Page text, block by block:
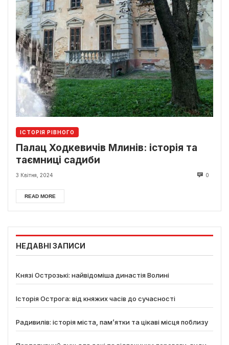
ІСТОРІЯ РІВНОГО
Палац Ходкевичів Млинів: історія та
таємниці садиби
3 Квітня, 2024 0
READ MORE
НЕДАВНІ ЗАПИСИ
Князі Острозькі: найвідоміша династія Волині
Історія Острога: від княжих часів до сучасності
Радивилів: історія міста, пам’ятки та цікаві місця поблизу